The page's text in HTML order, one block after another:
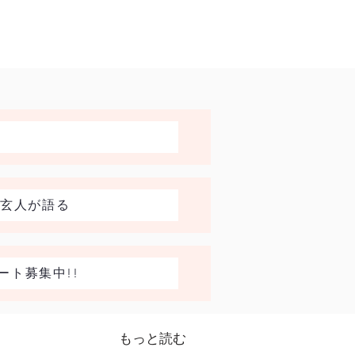
人が語る
ト募集中!!
もっと読む